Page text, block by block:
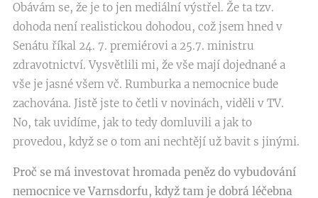
Obávám se, že je to jen mediální výstřel. Že ta tzv.
dohoda není realistickou dohodou, což jsem hned v
Senátu říkal 24. 7. premiérovi a 25.7. ministru
zdravotnictví. Vysvětlili mi, že vše mají dojednané a
vše je jasné všem vč. Rumburka a nemocnice bude
zachována. Jistě jste to četli v novinách, viděli v TV.
No, tak uvidíme, jak to tedy domluvili a jak to
provedou, když se o tom ani nechtějí už bavit s jinými.
Proč se má investovat hromada peněz do vybudování
nemocnice ve Varnsdorfu, když tam je dobrá léčebna